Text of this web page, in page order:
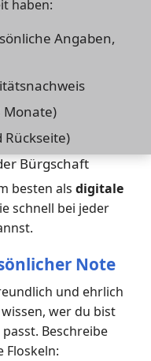
haben:
Angaben,
Bürgschaft
besten als digitale
schnell bei jeder
Note
und ehrlich
wer du bist
Beschreibe
Floskeln: